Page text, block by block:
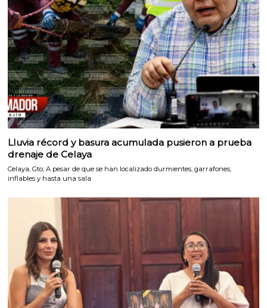
Lluvia récord y basura acumulada pusieron a prueba
drenaje de Celaya
Celaya, Gto; A pesar de que se han localizado durmientes, garrafones,
inflables y hasta una sala